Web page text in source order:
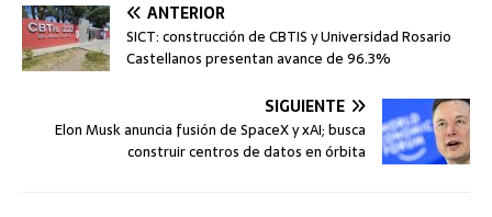
ANTERIOR
SICT: construcción de CBTIS y Universidad Rosario
Castellanos presentan avance de 96.3%
SIGUIENTE
Elon Musk anuncia fusión de SpaceX y xAI; busca
construir centros de datos en órbita